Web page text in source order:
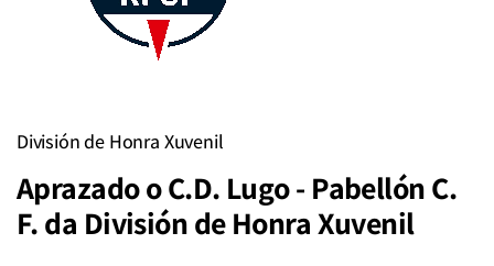
División de Honra Xuvenil
Aprazado o C.D. Lugo - Pabellón C.
F. da División de Honra Xuvenil